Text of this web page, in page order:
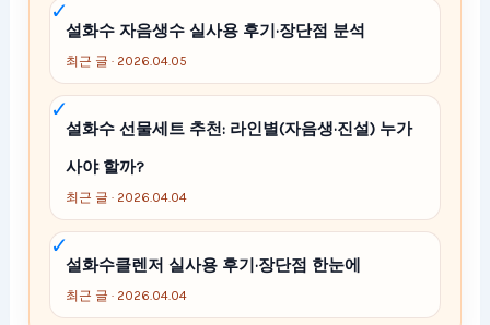
설화수 자음생수 실사용 후기·장단점 분석
최근 글 · 2026.04.05
설화수 선물세트 추천: 라인별(자음생·진설) 누가
사야 할까?
최근 글 · 2026.04.04
설화수클렌저 실사용 후기·장단점 한눈에
최근 글 · 2026.04.04